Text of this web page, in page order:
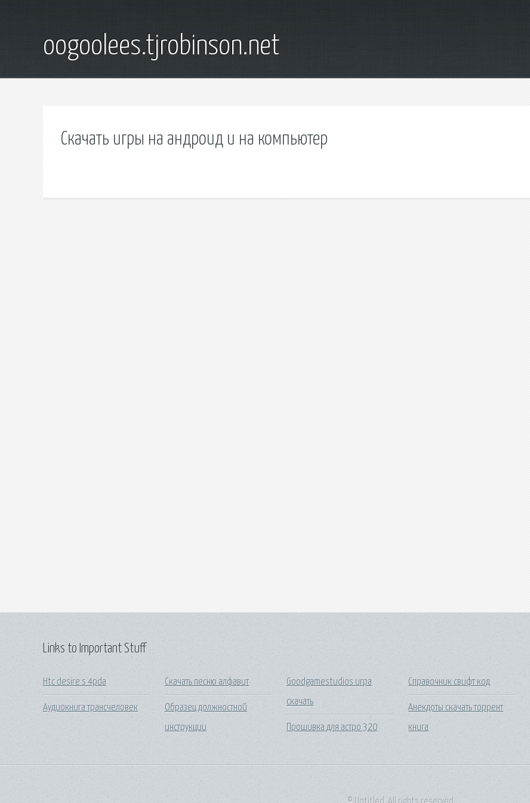
oogoolees.tjrobinson.net
Скачать игры на андроид и на компьютер
Links to Important Stuff
Htc desire s 4pda
Аудиокнига трансчеловек
Скачать песню алфавит
Образец должностной
инструкции
Goodgamestudios игра
скачать
Прошивка для астро 320
Справочник свифт код
Анекдоты скачать торрент
книга